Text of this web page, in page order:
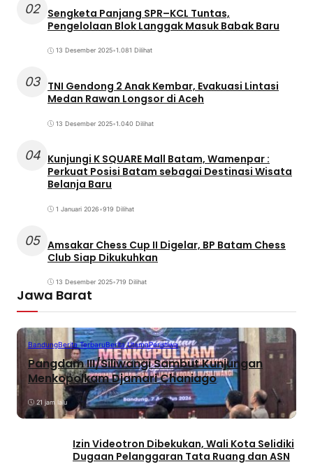
02 Sengketa Panjang SPR–KCL Tuntas,
Pengelolaan Blok Langgak Masuk Babak Baru
13 Desember 2025•1.081 Dilihat
03 TNI Gendong 2 Anak Kembar, Evakuasi Lintasi
Medan Rawan Longsor di Aceh
13 Desember 2025•1.040 Dilihat
04 Kunjungi K SQUARE Mall Batam, Wamenpar :
Perkuat Posisi Batam sebagai Destinasi Wisata
Belanja Baru
1 Januari 2026•919 Dilihat
05 Amsakar Chess Cup II Digelar, BP Batam Chess
Club Siap Dikukuhkan
13 Desember 2025•719 Dilihat
Jawa Barat
BandungBerita TerbaruBerita UtamaPeristiwa
Pangdam III/Siliwangi Sambut Kunjungan
Menkopolkam Djamari Chaniago
21 jam lalu
Izin Videotron Dibekukan, Wali Kota Selidiki
Dugaan Pelanggaran Tata Ruang dan ASN